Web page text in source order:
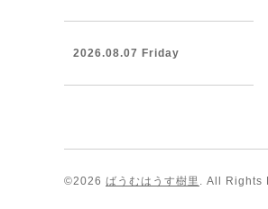
2026.08.07 Friday
©2026 ばうむはうす樹里 . All Rights